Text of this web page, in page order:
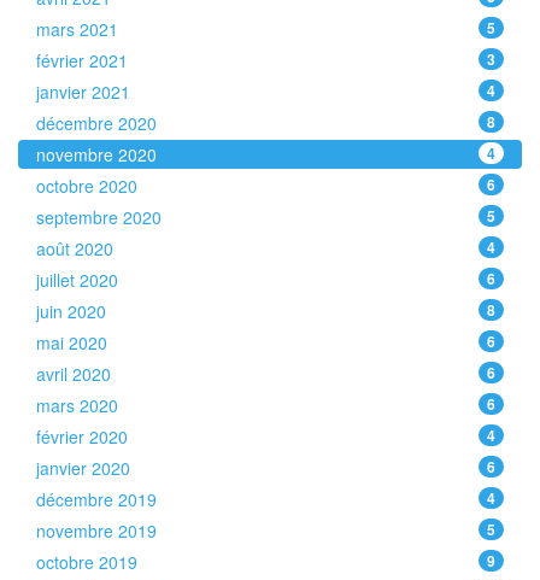
mars 2021 5
février 2021 3
janvier 2021 4
décembre 2020 8
novembre 2020 4
octobre 2020 6
septembre 2020 5
août 2020 4
juillet 2020 6
juin 2020 8
mai 2020 6
avril 2020 6
mars 2020 6
février 2020 4
janvier 2020 6
décembre 2019 4
novembre 2019 5
octobre 2019 9